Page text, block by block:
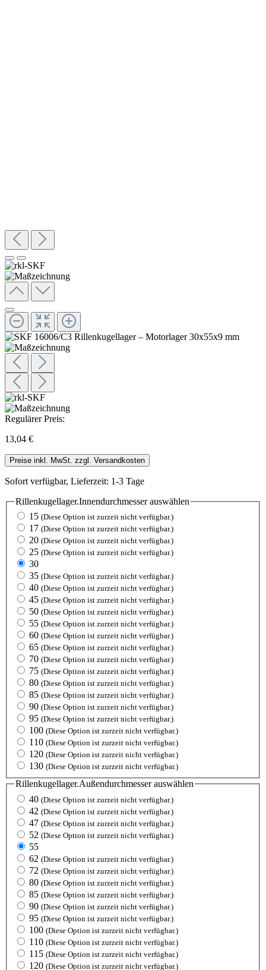
Regulärer Preis:
13,04 €
Preise inkl. MwSt. zzgl. Versandkosten
Sofort verfügbar, Lieferzeit: 1-3 Tage
Rillenkugellager.Innendurchmesserauswählen
15 (Diese Option ist zurzeit nicht verfügbar.)
17 (Diese Option ist zurzeit nicht verfügbar.)
20 (Diese Option ist zurzeit nicht verfügbar.)
25 (Diese Option ist zurzeit nicht verfügbar.)
30
35 (Diese Option ist zurzeit nicht verfügbar.)
40 (Diese Option ist zurzeit nicht verfügbar.)
45 (Diese Option ist zurzeit nicht verfügbar.)
50 (Diese Option ist zurzeit nicht verfügbar.)
55 (Diese Option ist zurzeit nicht verfügbar.)
60 (Diese Option ist zurzeit nicht verfügbar.)
65 (Diese Option ist zurzeit nicht verfügbar.)
70 (Diese Option ist zurzeit nicht verfügbar.)
75 (Diese Option ist zurzeit nicht verfügbar.)
80 (Diese Option ist zurzeit nicht verfügbar.)
85 (Diese Option ist zurzeit nicht verfügbar.)
90 (Diese Option ist zurzeit nicht verfügbar.)
95 (Diese Option ist zurzeit nicht verfügbar.)
100 (Diese Option ist zurzeit nicht verfügbar.)
110 (Diese Option ist zurzeit nicht verfügbar.)
120 (Diese Option ist zurzeit nicht verfügbar.)
130 (Diese Option ist zurzeit nicht verfügbar.)
Rillenkugellager.Außendurchmesserauswählen
40 (Diese Option ist zurzeit nicht verfügbar.)
42 (Diese Option ist zurzeit nicht verfügbar.)
47 (Diese Option ist zurzeit nicht verfügbar.)
52 (Diese Option ist zurzeit nicht verfügbar.)
55
62 (Diese Option ist zurzeit nicht verfügbar.)
72 (Diese Option ist zurzeit nicht verfügbar.)
80 (Diese Option ist zurzeit nicht verfügbar.)
85 (Diese Option ist zurzeit nicht verfügbar.)
90 (Diese Option ist zurzeit nicht verfügbar.)
95 (Diese Option ist zurzeit nicht verfügbar.)
100 (Diese Option ist zurzeit nicht verfügbar.)
110 (Diese Option ist zurzeit nicht verfügbar.)
115 (Diese Option ist zurzeit nicht verfügbar.)
120 (Diese Option ist zurzeit nicht verfügbar.)